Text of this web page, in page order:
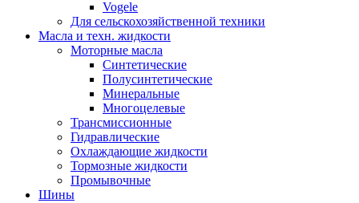
Vogele
Для сельскохозяйственной техники
Масла и техн. жидкости
Моторные масла
Синтетические
Полусинтетические
Минеральные
Многоцелевые
Трансмиссионные
Гидравлические
Охлаждающие жидкости
Тормозные жидкости
Промывочные
Шины